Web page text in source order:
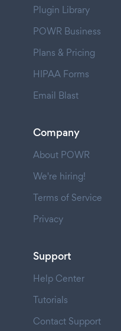
Plugin Library
POWR Business
Plans & Pricing
HIPAA Forms
Email Blast
Company
About POWR
We're hiring!
Terms of Service
Privacy
Support
Help Center
Tutorials
Contact Support